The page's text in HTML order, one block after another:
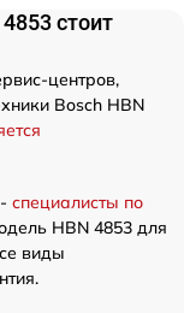
стоит
центров,
Bosch HBN
специалисты по
HBN 4853 для
виды